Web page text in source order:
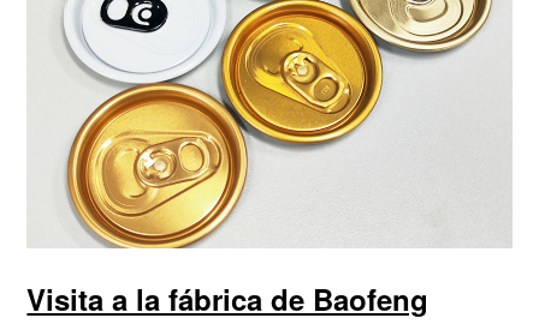
Visita a la fábrica de Baofeng